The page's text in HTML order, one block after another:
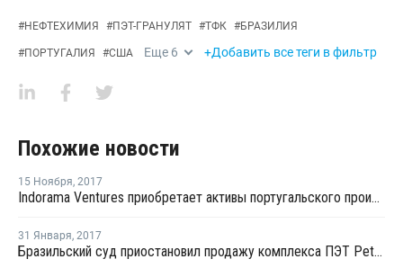
#НЕФТЕХИМИЯ #ПЭТ-ГРАНУЛЯТ #ТФК #БРАЗИЛИЯ
#ПОРТУГАЛИЯ #США Еще 6 +Добавить все теги в фильтр
Похожие новости
15 Ноября, 2017
Indorama Ventures приобретает активы португальского производителя ТФК
31 Января, 2017
Бразильский суд приостановил продажу комплекса ПЭТ Petrobras мексиканской Alpek